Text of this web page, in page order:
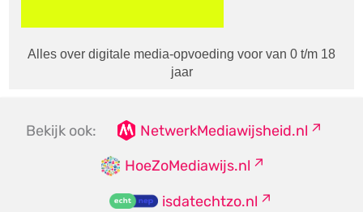
Alles over digitale media-opvoeding voor van 0 t/m 18
jaar
Bekijk ook:
NetwerkMediawijsheid.nl
HoeZoMediawijs.nl
isdatechtzo.nl